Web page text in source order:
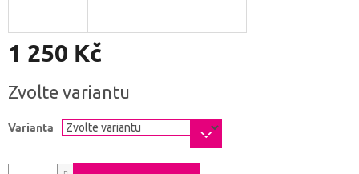
1 250 Kč
cena:
Zvolte variantu
Varianta